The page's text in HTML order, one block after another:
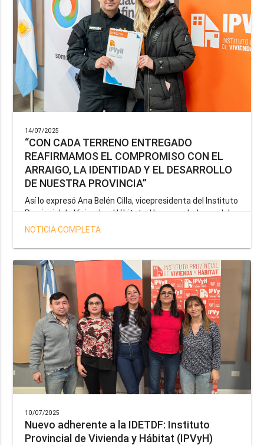
14/07/2025
“CON CADA TERRENO ENTREGADO
REAFIRMAMOS EL COMPROMISO CON EL
ARRAIGO, LA IDENTIDAD Y EL DESARROLLO
DE NUESTRA PROVINCIA”
Así lo expresó Ana Belén Cilla, vicepresidenta del Instituto
Provincial de Vivienda y Hábitat, al hacer un balance del
trabajo del organismo en el marco de la operatoria
salud y seguridad impulsada por el gobernador Gustavo
Melella.
NOTICIA COMPLETA
10/07/2025
Nuevo adherente a la IDETDF: Instituto
Provincial de Vivienda y Hábitat (IPVyH)